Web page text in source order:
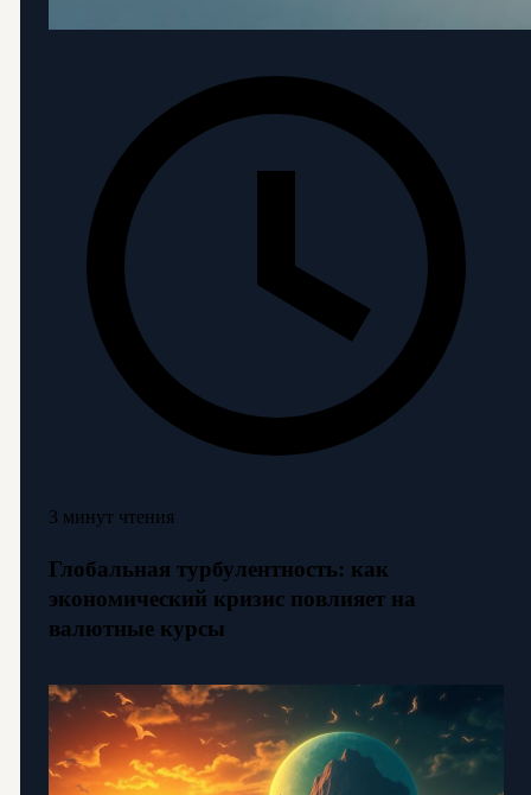
3 минут чтения
Глобальная турбулентность: как
экономический кризис повлияет на
валютные курсы